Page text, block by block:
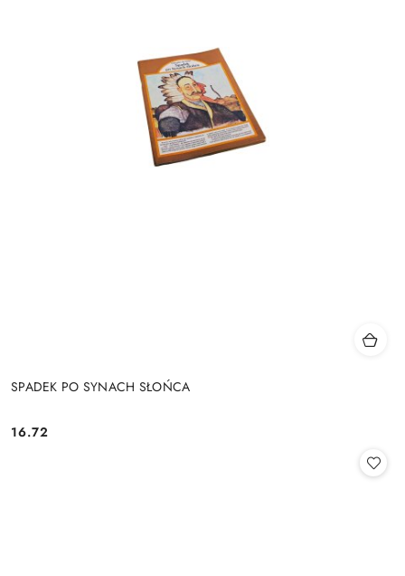
SPADEK PO SYNACH SŁOŃCA
Cena:
16.72